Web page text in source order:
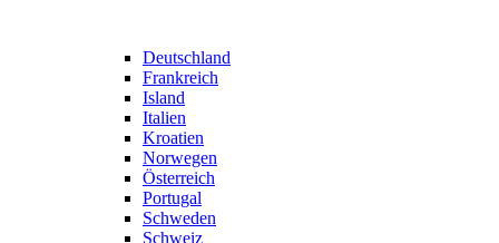
Deutschland
Frankreich
Island
Italien
Kroatien
Norwegen
Österreich
Portugal
Schweden
Schweiz